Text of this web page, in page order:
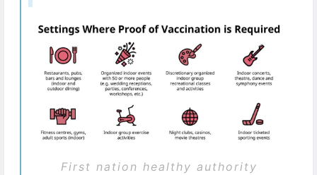
First nation healthy authority